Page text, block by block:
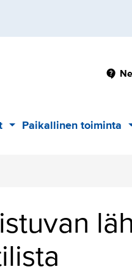
Alavalikko
Paikallinen toiminta